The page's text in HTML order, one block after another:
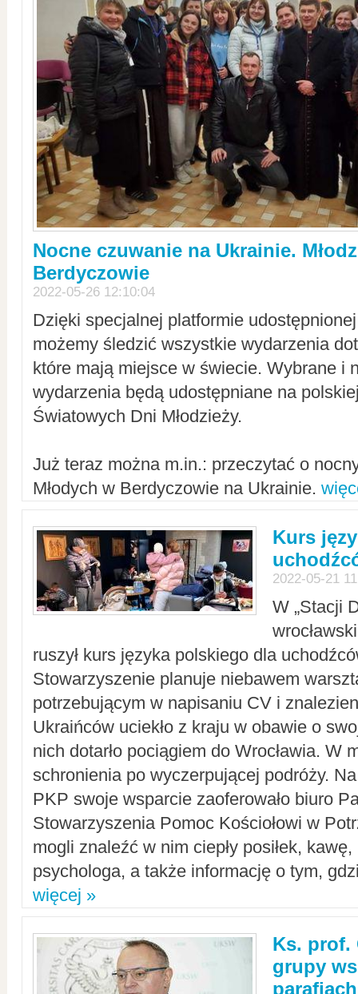
Nocne czuwanie na Ukrainie.
Berdyczowie
2022-05-26 12:10:04
Dzięki specjalnej platformie
możemy śledzić wszystkie wydarzenia
które mają miejsce w świecie. Wybrane i
wydarzenia będą udostępniane na
Światowych Dni Młodzieży.
Już teraz można m.in.: przeczytać o
Młodych w Berdyczowie na Ukrainie.
Kurs
2022-05-21
W „Stacji
ruszył kurs języka polskiego dla
Stowarzyszenie planuje niebawem
potrzebującym w napisaniu CV i
Ukraińców uciekło z kraju w obawie o
nich dotarło pociągiem do Wrocławia. W
schronienia po wyczerpującej podróży.
PKP swoje wsparcie zaoferowało biuro
Stowarzyszenia Pomoc Kościołowi w
mogli znaleźć w nim ciepły posiłek,
psychologa, a także informację o tym,
więcej »
Ks. prof.
grupy
parafiach